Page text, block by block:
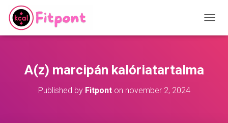
O
A(z) marcipán kalóriatartalma
Published by Fitponton november 2, 2024